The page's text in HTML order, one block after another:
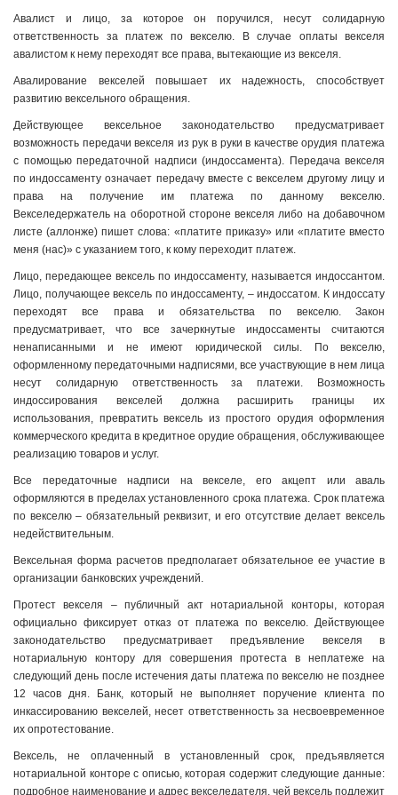
Авалист и лицо, за которое он поручился, несут солидарную
ответственность за платеж по векселю. В случае оплаты векселя
авалистом к нему переходят все права, вытекающие из векселя.
Авалирование векселей повышает их надежность, способствует
развитию вексельного обращения.
Действующее вексельное законодательство предусматривает
возможность передачи векселя из рук в руки в качестве орудия платежа
с помощью передаточной надписи (индоссамента). Передача векселя
по индоссаменту означает передачу вместе с векселем другому лицу и
права на получение им платежа по данному векселю.
Векселедержатель на оборотной стороне векселя либо на добавочном
листе (аллонже) пишет слова: «платите приказу» или «платите вместо
меня (нас)» с указанием того, к кому переходит платеж.
Лицо, передающее вексель по индоссаменту, называется индоссантом.
Лицо, получающее вексель по индоссаменту, – индоссатом. К индоссату
переходят все права и обязательства по векселю. Закон
предусматривает, что все зачеркнутые индоссаменты считаются
ненаписанными и не имеют юридической силы. По векселю,
оформленному передаточными надписями, все участвующие в нем лица
несут солидарную ответственность за платежи. Возможность
индоссирования векселей должна расширить границы их
использования, превратить вексель из простого орудия оформления
коммерческого кредита в кредитное орудие обращения, обслуживающее
реализацию товаров и услуг.
Все передаточные надписи на векселе, его акцепт или аваль
оформляются в пределах установленного срока платежа. Срок платежа
по векселю – обязательный реквизит, и его отсутствие делает вексель
недействительным.
Вексельная форма расчетов предполагает обязательное ее участие в
организации банковских учреждений.
Протест векселя – публичный акт нотариальной конторы, которая
официально фиксирует отказ от платежа по векселю. Действующее
законодательство предусматривает предъявление векселя в
нотариальную контору для совершения протеста в неплатеже на
следующий день после истечения даты платежа по векселю не позднее
12 часов дня. Банк, который не выполняет поручение клиента по
инкассированию векселей, несет ответственность за несвоевременное
их опротестование.
Вексель, не оплаченный в установленный срок, предъявляется
нотариальной конторе с описью, которая содержит следующие данные:
подробное наименование и адрес векселедателя, чей вексель подлежит